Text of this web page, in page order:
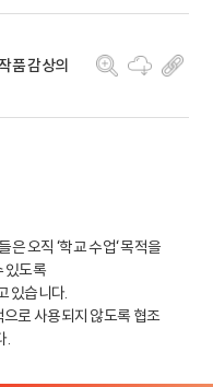
품 감상의
오직 ‘학교 수업‘ 목적을
있도록
있습니다.
로 사용되지 않도록 협조
.